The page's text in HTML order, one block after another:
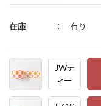
在庫 有り
JWテ
ィー